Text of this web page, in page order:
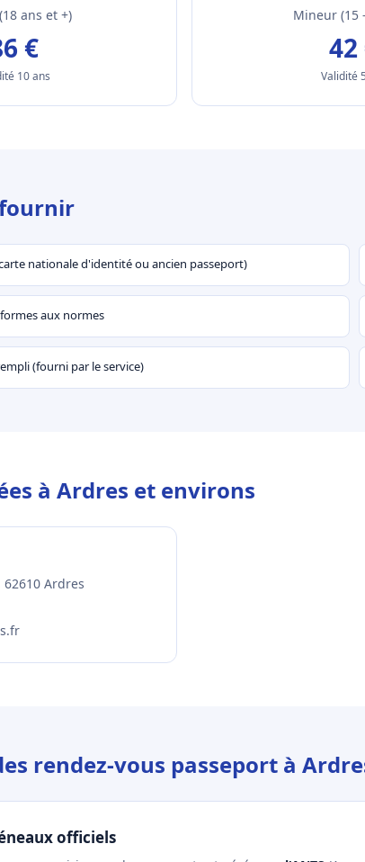
ans et +)
€
10 ans
Mineur (15
42
Validité
nationale d'identité ou ancien passeport)
aux normes
(fourni par le service)
à Ardres et environs
Ardres
rendez-vous passeport à
officiels